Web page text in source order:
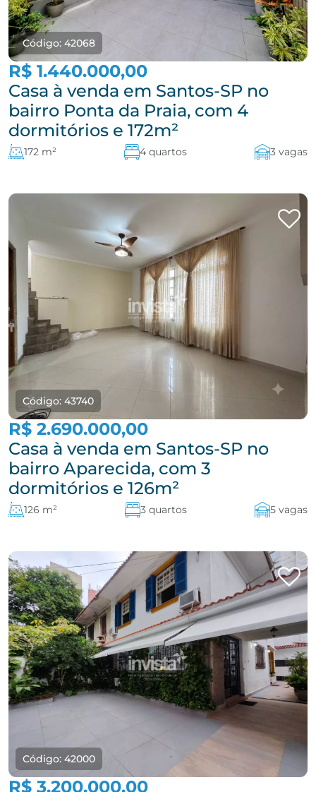
Código: 42068
R$ 1.440.000,00
Casa à venda em Santos-SP no
bairro Ponta da Praia, com 4
dormitórios e 172m²
172 m² 4 quartos 3 vagas
Código: 43740
R$ 2.690.000,00
Casa à venda em Santos-SP no
bairro Aparecida, com 3
dormitórios e 126m²
126 m² 3 quartos 5 vagas
Código: 42000
R$ 3.200.000,00